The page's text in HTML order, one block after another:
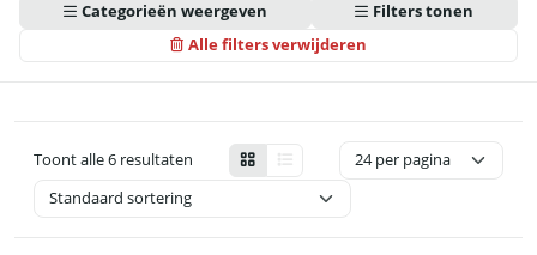
Categorieën weergeven
Alle filters verwijderen
Filters tonen
Toont alle 6 resultaten